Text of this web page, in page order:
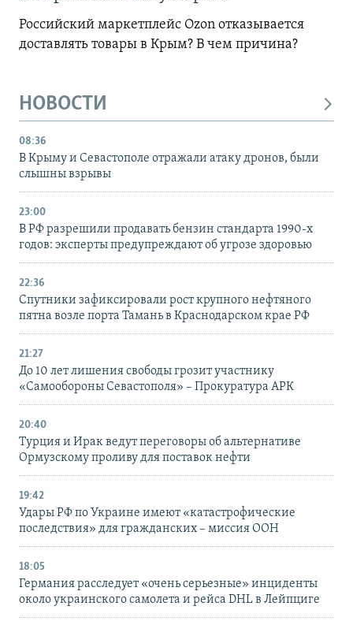
Российский маркетплейс Ozon отказывается
доставлять товары в Крым? В чем причина?
НОВОСТИ
08:36
В Крыму и Севастополе отражали атаку дронов, были
слышны взрывы
23:00
В РФ разрешили продавать бензин стандарта 1990-х
годов: эксперты предупреждают об угрозе здоровью
22:36
Спутники зафиксировали рост крупного нефтяного
пятна возле порта Тамань в Краснодарском крае РФ
21:27
До 10 лет лишения свободы грозит участнику
«Самообороны Севастополя» – Прокуратура АРК
20:40
Турция и Ирак ведут переговоры об альтернативе
Ормузскому проливу для поставок нефти
19:42
Удары РФ по Украине имеют «катастрофические
последствия» для гражданских – миссия ООН
18:05
Германия расследует «очень серьезные» инциденты
около украинского самолета и рейса DHL в Лейпциге